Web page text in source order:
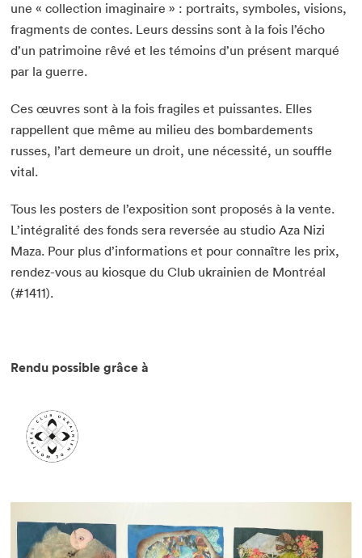
une « collection imaginaire » : portraits, symboles, visions,
fragments de contes. Leurs dessins sont à la fois l’écho
d’un patrimoine rêvé et les témoins d’un présent marqué
par la guerre.
Ces œuvres sont à la fois fragiles et puissantes. Elles
rappellent que même au milieu des bombardements
russes, l’art demeure un droit, une nécessité, un souffle
vital.
Tous les posters de l’exposition sont proposés à la vente.
L’intégralité des fonds sera reversée au studio Aza Nizi
Maza. Pour plus d’informations et pour connaître les prix,
rendez-vous au kiosque du Club ukrainien de Montréal
(#1411).
Rendu possible grâce à